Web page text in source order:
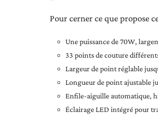
Pour cerner ce que propose
Une puissance de 70W,
33 points de couture
Largeur de point réglable
Longueur de point ajustable
Enfile-aiguille automatique,
Éclairage LED intégré pour